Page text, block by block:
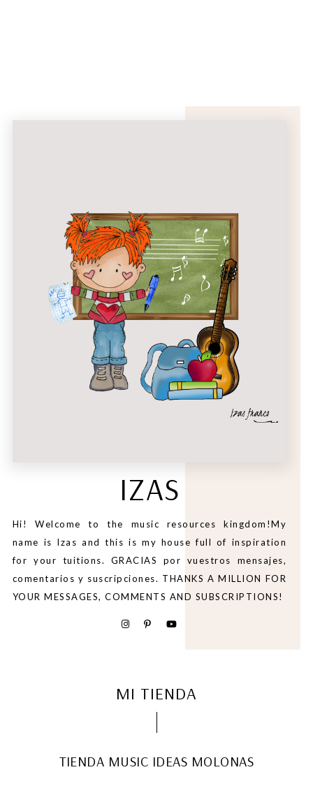
IZAS
Hi! Welcome to the music resources kingdom!My
name is Izas and this is my house full of inspiration
for your tuitions. GRACIAS por vuestros mensajes,
comentarios y suscripciones. THANKS A MILLION FOR
YOUR MESSAGES, COMMENTS AND SUBSCRIPTIONS!
MI TIENDA
TIENDA MUSIC IDEAS MOLONAS